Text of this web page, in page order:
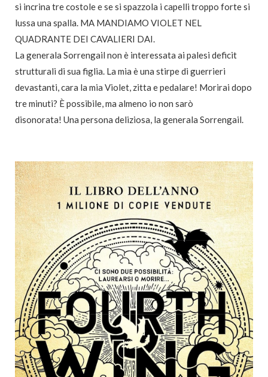
si incrina tre costole e se si spazzola i capelli troppo forte si
lussa una spalla. MA MANDIAMO VIOLET NEL
QUADRANTE DEI CAVALIERI DAI.
La generala Sorrengail non è interessata ai palesi deficit
strutturali di sua figlia. La mia è una stirpe di guerrieri
devastanti, cara la mia Violet, zitta e pedalare! Morirai dopo
tre minuti? È possibile, ma almeno io non sarò
disonorata! Una persona deliziosa, la generala Sorrengail.